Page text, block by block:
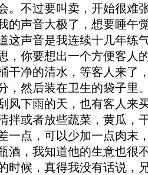
。不过要叫卖，开始很难
的声音大极了，想要睡午
这声音是我连续十几年练
，你要想出一个方便客人
干净的清水，等客人来了
，然后装在卫生的袋子里
风下雨的天，也有客人来
拌或者放些蔬菜，黄瓜，
一点，可以少加一点肉末
酒，我知道他的生意也很
时候，真得我没有话说，